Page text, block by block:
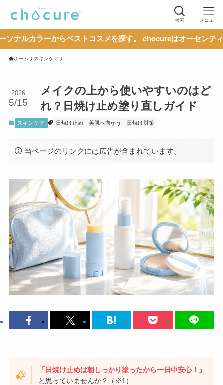
検索 メニュー
からベストコスメを探す。 chocureはオーセンティックな情報
ホーム スキンケア
メイクの上から使いやすいのはど
れ？日焼け止め塗り直しガイド
2026
5/15
スキンケア 日焼け止め 美肌へ向かう 日焼け対策
当ページのリンクには広告が含まれています。
「日焼け止めは朝しっかり塗ったから一日中安心！」
と思っていませんか？（※1）